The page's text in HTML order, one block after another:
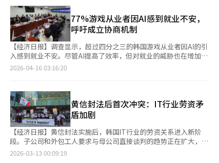
分），支付去年的净利润30%作为绩效奖金，保障与人工智能
（AI）相关的就业和劳动条件。此外，还主张实施完全月薪制，将
奖金从750%提高到800%，在不增加劳动强度的情况下缩短工作
时间，以及根据国民养老金领取时间延长退休年龄（最长至65
岁），并增加新员工的招聘。 韩国通用的劳资双方也进行了7轮工
资谈判，但未能达成一致，最终在18日的争议行为投票中，以
86.5%（5,635人）的压倒性支持率通过了罢工提案。韩国通用工
会要求基本工资提高149,600韩元，绩效奖金达到每人3,000万韩
而，管理层对此并未给出具体回应。 与此相比，面临销量下降困
境的雷诺正在与工会协商推出“工作积累制”这一新就业方案。工
作积累制是为了解决根据车辆订单量每月变化的雇佣问题而提出的
妙招，工厂停工日积累后，待新车发布等生产量增加时再进行加班
以抵消的劳动方式。 公司表示，在工厂停工期间仍支付100%的工
资，可以积极应对生产灵活性，而工人则可以解决因工作不足而产
生的工资不安问题，双方各有优势。实际上，雷诺决定在本月因销
量下降而停工11天，若实施工作积累制，工人仍可获得100%的工
集运营资金。”并指出：“目前唯一能够提供紧急运营资金的主体
就是梅里茨。” 近期，홈플러스在流动性危机中持续进行门店缩减
和暂停营业的措施。此前，홈플러스已出售其超市业务部门홈플러
스快递，并于10日宣布在全国104家大型超市中，37家门店暂时停
止营业。目前仅剩67家门店在运营。 홈플러스表示，如果运营中的
门店也关闭，实际上将难以维持复苏程序。홈플러스强调：“零售
企业一旦停止营业，几乎不可能恢复正常。如果剩余的67家门店全
部停止营业，复苏程序的持续将变得困难，最终可能转向清算程
月份的工资，预计21日的5月份工资支付也面临困难。 홈플러스已
向梅里茨请求在홈플러스快递出售尾款到账之前，确保运营资金的
桥接贷款支持。同时，也要求在复苏程序结束前提供用于结构调整
和营业正常化的紧急运营资金（DIP）金融支持。 如果复苏失败，
后果将非常严重。홈플러스表示：“梅里茨可以通过担保资产收回
大部分债权，但次级债权人的回收率可能会急剧下降。”并指
出：“员工的就业不安、入驻企业的损失、地区商圈的萎缩等社会
损失也可能扩大。” 接着，홈플러스呼吁梅里茨考虑社会责任，作
77%游戏从业者因AI感到就业不安，
呼吁成立协商机制
【经济日报】调查显示，超过四分之三的韩国游戏从业者因AI的引
入感到就业不安。尽管AI提高了效率，但对就业的威胁也在增加，
呼吁建立制度性安全网的声音越来越高。民主劳总化学纤维食品工
27日至本月10日进行，涉及国内8家游戏公司的1078名员工，其中
65.9%为开发岗位。调查显示，65.6%的受访者经常在开发中使用
AI，80.3%认为工作效率提高。然而，仅26.7%表示公司和工会之
间有正式讨论，77.3%感到就业不安。82.3%认为需要AI引入后的
收益分配指南。韩国内容振兴院的调查显示，2025年上半年，游
戏公司中生成型AI的使用率为41.7%，在所有内容领域中最高。引
入AI的游戏公司中，43.8%在全公司范围内运营技术。就业不安不
仅是心理上的担忧，也在实际数据中得到验证。六大公司去年新招
2026-04-16 03:16:20
黄信封法后首次冲突：IT行业劳资矛
盾加剧
【经济日报】黄信封法实施后，韩国IT行业的劳资关系进入新阶
段。子公司和外包工人要求与母公司直接谈判的趋势正在扩大，IT
企业以分拆和出售为中心的就业战略受到挑战。3月12日，全国化
2026-03-13 00:09:19